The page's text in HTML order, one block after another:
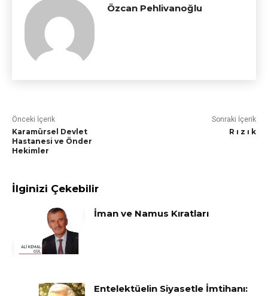
Özcan Pehlivanoğlu
Önceki İçerik
Karamürsel Devlet
Hastanesi ve Önder
Hekimler
Sonraki İçerik
R ı z ı k
İlginizi Çekebilir
İman ve Namus Kıratları
Entelektüelin Siyasetle İmtihanı: